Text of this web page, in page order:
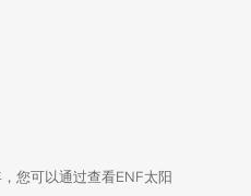
您可以通过查看ENF太阳